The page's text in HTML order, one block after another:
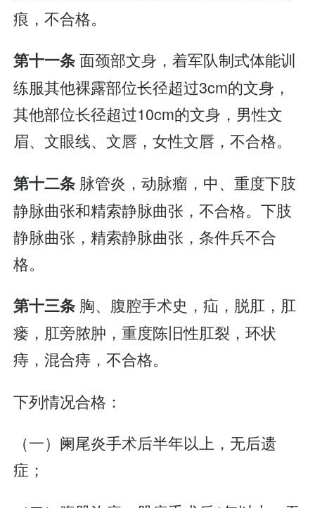
痕，不合格。
第十一条面颈部文身，着军队制式体能训
练服其他裸露部位长径超过3cm的文身，
其他部位长径超过10cm的文身，男性文
眉、文眼线、文唇，女性文唇，不合格。
第十二条 脉管炎，动脉瘤，中、重度下肢
静脉曲张和精索静脉曲张，不合格。下肢
静脉曲张，精索静脉曲张，条件兵不合
格。
第十三条 胸、腹腔手术史，疝，脱肛，肛
瘘，肛旁脓肿，重度陈旧性肛裂，环状
痔，混合痔，不合格。
下列情况合格：
（一）阑尾炎手术后半年以上，无后遗
症；